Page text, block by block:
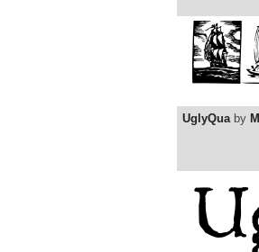
UglyQuaby